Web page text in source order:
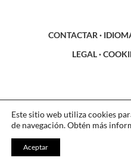
CONTACTAR ·
LEGAL·
Este sitio web utiliza cookies
de navegación. Obtén más
Aceptar